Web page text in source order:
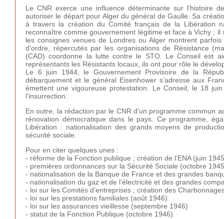
Le CNR exerce une influence déterminante sur l'histoire
autoriser le départ pour Alger du général de Gaulle. Sa
à travers la création du Comité français de la Libération
reconnaître comme gouvernement légitime et face à Vichy ;
les consignes venues de Londres ou Alger montrent
d’ordre, répercutés par les organisations de Résistance
(CAD) coordonne la lutte contre le STO. Le Conseil est
représentants les Résistants locaux, ils ont pour rôle le
Le 6 juin 1944, le Gouvernement Provisoire de la
débarquement et le général Eisenhower s’adresse aux
émettent une vigoureuse protestation. Le Conseil, le 18
l’insurrection.
En outre, la rédaction par le CNR d'un programme commun
rénovation démocratique dans le pays. Ce programme,
Libération : nationalisation des grands moyens de
sécurité sociale.
Pour en citer quelques unes :
- réforme de la Fonction publique ; création de l’ENA (juin
- premières ordonnances sur la Sécurité Sociale (octobre
- nationalisation de la Banque de France et des grandes
- nationalisation du gaz et de l’électricité et des grandes
- loi sur les Comités d’entreprises ; création des
- loi sur les prestations familiales (août 1946)
- loi sur les assurances vieillesse (septembre 1946)
- statut de la Fonction Publique (octobre 1946).